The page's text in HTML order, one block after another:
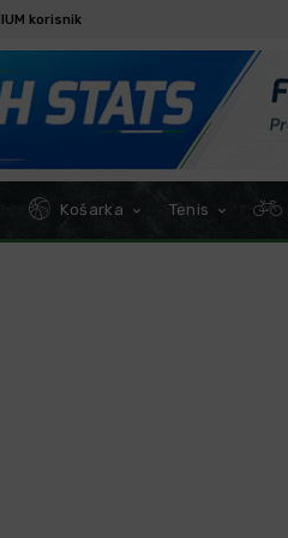
korisnik
Košarka Tenis